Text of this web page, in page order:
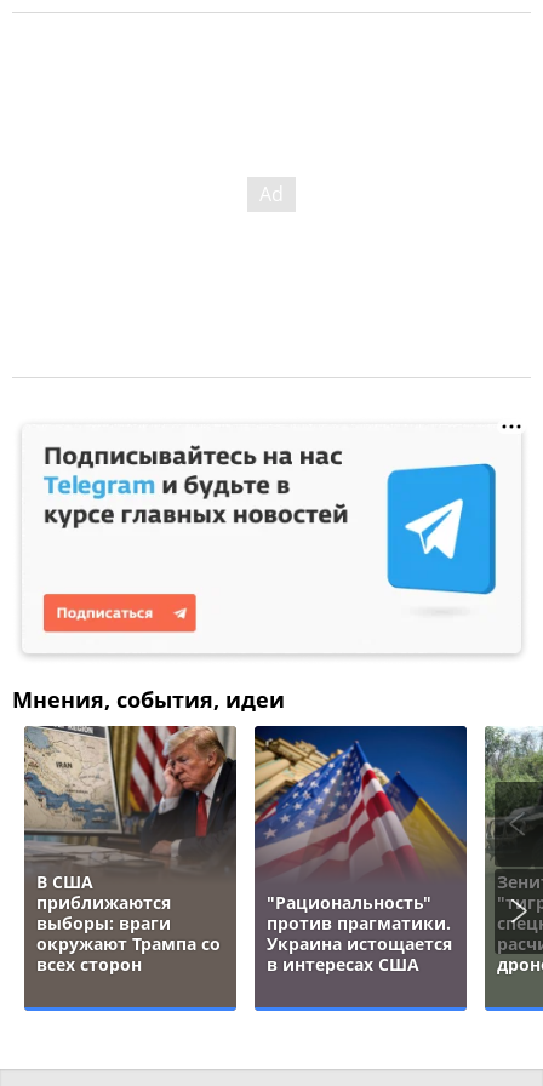
Мнения, события, идеи
В США
приближаются
выборы: враги
окружают Трампа со
всех сторон
"Рациональность"
против прагматики.
Украина истощается
в интересах США